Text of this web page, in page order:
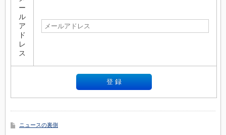
ー
ル
ア
ド
レ
ス
ニュースの裏側